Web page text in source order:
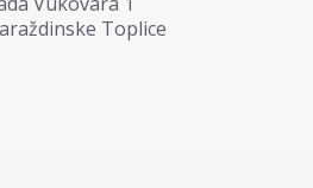
Toplice